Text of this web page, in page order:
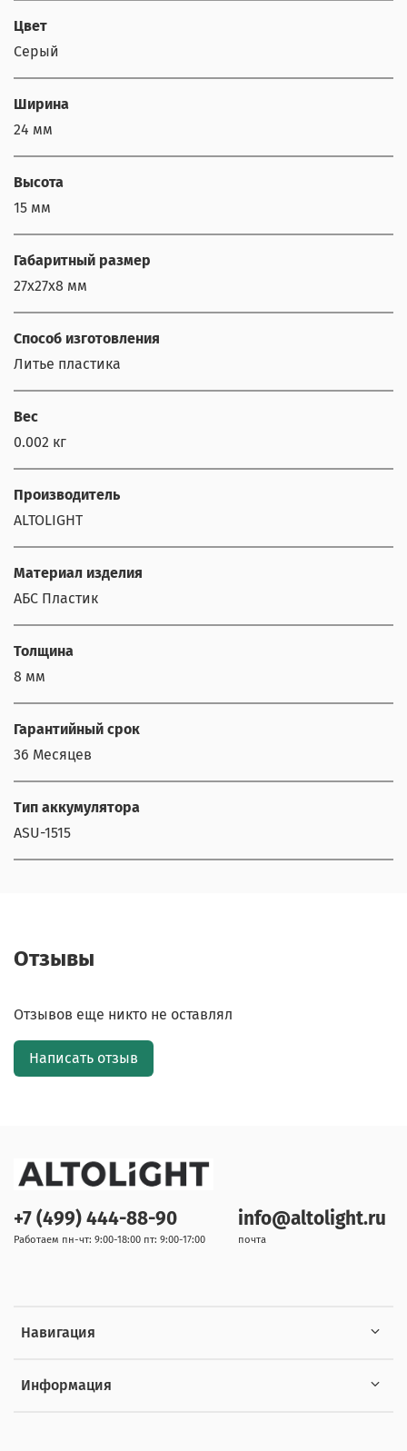
Цвет
Серый
Ширина
24 мм
Высота
15 мм
Габаритный размер
27x27x8 мм
Способ изготовления
Литье пластика
Вес
0.002 кг
Производитель
ALTOLIGHT
Материал изделия
АБС Пластик
Толщина
8 мм
Гарантийный срок
36 Месяцев
Тип аккумулятора
ASU-1515
Отзывы
Отзывов еще никто не оставлял
Написать отзыв
Навигация
Информация
+7 (499) 444-88-90
Работаем пн-чт: 9:00-18:00 пт: 9:00-17:00
info@altolight.ru
почта